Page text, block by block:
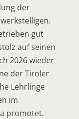
der
gut
auf seinen
2026 wieder
der Tiroler
Lehrlinge
im
promotet.